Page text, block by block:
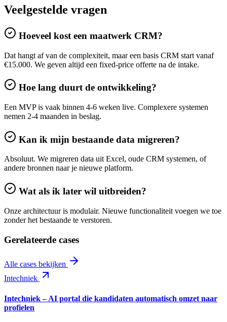
Veelgestelde vragen
Hoeveel kost een maatwerk CRM?
Dat hangt af van de complexiteit, maar een basis CRM start vanaf
€15.000. We geven altijd een fixed-price offerte na de intake.
Hoe lang duurt de ontwikkeling?
Een MVP is vaak binnen 4-6 weken live. Complexere systemen
nemen 2-4 maanden in beslag.
Kan ik mijn bestaande data migreren?
Absoluut. We migreren data uit Excel, oude CRM systemen, of
andere bronnen naar je nieuwe platform.
Wat als ik later wil uitbreiden?
Onze architectuur is modulair. Nieuwe functionaliteit voegen we toe
zonder het bestaande te verstoren.
Gerelateerde cases
Alle cases bekijken
Intechniek
Intechniek – AI portal die kandidaten automatisch omzet naar
profielen